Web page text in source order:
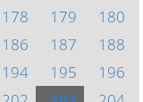
178 179
180
186 187
188
194 195
196